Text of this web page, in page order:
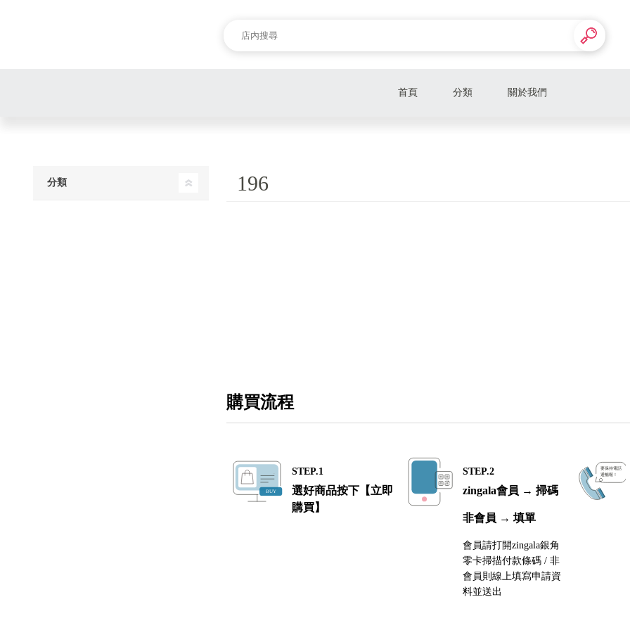
首頁 分類 關於我們
196
購買流程
STEP.1
選好商品按下【立即
購買】
STEP.2
zingala會員 → 掃碼
非會員 → 填單
會員請打開zingala銀角
零卡掃描付款條碼 / 非
會員則線上填寫申請資
料並送出
分類